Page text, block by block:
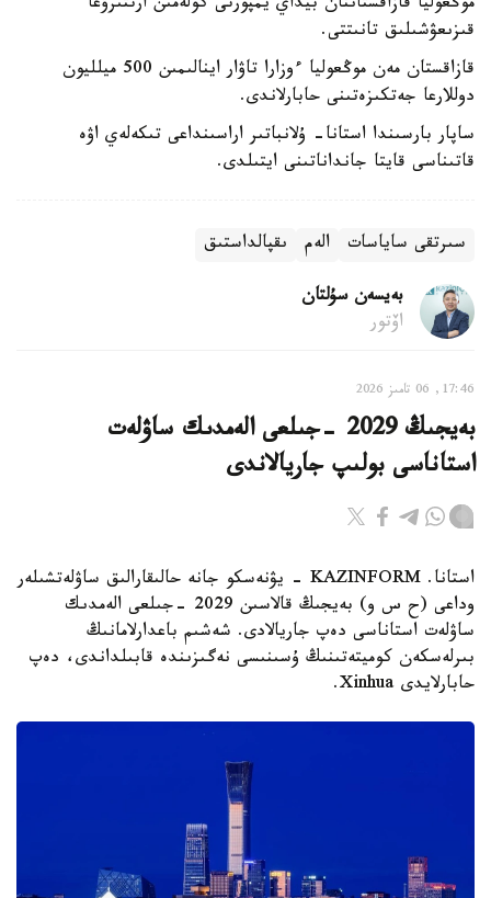
قىزىعۋشىلىق تانىتتى.
قازاقستان مەن موڭعوليا ءوزارا تاۋار اينالىمىن 500 ميلليون
دوللارعا جەتكىزەتىنى حابارلاندى.
ساپار بارسىندا استانا- ۇلانباتىر اراسىنداعى تىكەلەي اۋە
قاتىناسى قايتا جانداناتىنى ايتىلدى.
سىرتقى ساياسات الەم ىقپالداستىق
بەيسەن سۇلتان
اۆتور
17:46, 06 تامىز 2026
بەيجىڭ 2029 -جىلعى الەمدىك ساۋلەت
استاناسى بولىپ جاريالاندى
استانا. KAZINFORM - يۋنەسكو جانە حالىقارالىق ساۋلەتشىلەر
وداعى (ح س و) بەيجىڭ قالاسىن 2029 -جىلعى الەمدىك
ساۋلەت استاناسى دەپ جاريالادى. شەشىم باعدارلامانىڭ
بىرلەسكەن كوميتەتىنىڭ ۇسىنىسى نەگىزىندە قابىلداندى، دەپ
حابارلايدى Xinhua.